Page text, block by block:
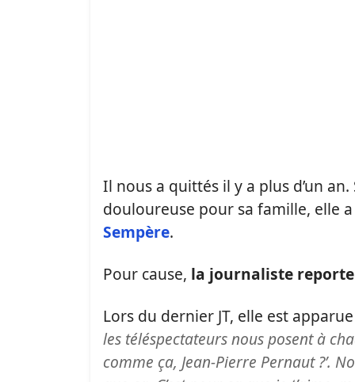
Il nous a quittés il y a plus d’un
douloureuse pour sa famille, elle
Sempère.
Pour cause, la journaliste
Lors du dernier JT, elle est
les téléspectateurs nous posent à
comme ça, Jean-Pierre Pernaut ?’.